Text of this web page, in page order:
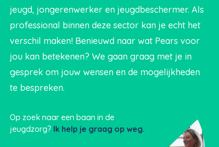
jeugd, jongerenwerker en jeugdbeschermer. Als
professional binnen deze sector kan je echt het
verschil maken! Benieuwd naar wat Pears voor
jou kan betekenen? We gaan graag met je in
gesprek om jouw wensen en de mogelijkheden
te bespreken.
Op zoek naar een baan in de
jeugdzorg? Ik help je graag op weg.